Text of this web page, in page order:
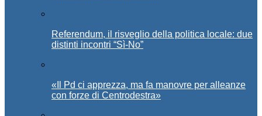
Referendum, il risveglio della politica locale: due
distinti incontri “Sì-No”
«Il Pd ci apprezza, ma fa manovre per alleanze
con forze di Centrodestra»